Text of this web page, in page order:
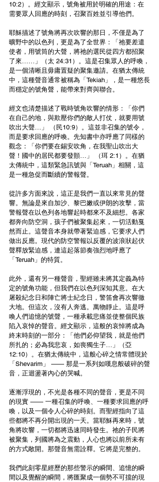
10:2）。經文顯示，號角被用於明確的用途：在
需要眾人回應的時刻，召聚百姓並引導他們。
耶穌描述了號角將再次吹響的那日，不僅是為了
曠野中的以色列，更是為了全世界：「祂要差遣
使者，用號筒的大聲，將祂的選民從四方都招聚
了來……」（太 24:31）。這是召集眾人的呼喚，
是一個清晰且毋庸置疑的聚集邀請。在猶太傳統
中，這種聲音通常被稱為「Tekiah」，是一種悠長
而穩定的號角聲，能帶來對齊與聯合。
經文也清楚描述了戰時號角吹響的情形：「你們
在自己的地，與欺壓你們的敵人打仗，就要用號
吹出大聲…」 （民10:9）。這並非召集的號令，
而是要求回應的呼喚。先知書中亦呼應了同樣的
觀念：「你們要在錫安吹角，在我聖山吹出大
聲！國中的居民都要發顫…」 （珥 2:1）。在猶
太傳統中，這類緊急訊號與「Teruah」相關，這
是一種急促而斷續的警報聲。
從許多方面來說，這正是我們一直以來常見的聲
響。無論是來自加沙、黎巴嫩或伊朗的攻擊，當
警報聲在以色列各地響起時都來不及細想。各家
都奔向防空洞，孩子們被聚集起來，一切活動戛
然而止。這聲音本身就帶著緊迫感，它要求人們
做出反應。現代的防空警報以反覆的波浪狀起伏
聲釋放緊迫感，連這起落節奏強烈地呼應了
「Teruah」的特質。
此外，還有另一種聲音，聖經雖未將其定義為特
定的號角功能，但我們在以色列深知其意。在大
屠殺紀念日和陣亡將士紀念日，警笛會再次響徹
大地。但這次，沒有人奔逃。萬物靜止。這是呼
喚人們追憶的號聲，一種承載悲痛並使整個民族
陷入哀悼的聲音。經文顯示，這般的哀悼將成為
終末時刻的一部分：「他們必仰望我，就是他們
所扎的；必為我悲哀，如喪獨生子…」（亞
12:10）。在猶太傳統中，這般心碎之情常體現於
「Shevarim」 —— 那是一系列如嘆息般破碎的聲
音，正迴盪著內心的哭喊。
逐漸浮現的，不光是各種不同的聲音，更是不同
的現實 —— 一種召集的呼喚、一種要求回應的呼
喚，以及一個令人心碎的時刻。而聖經指向了這
些都將不再分開出現的一天。當耶穌再來時，號
角將吹響，一切都將迅速同時發生。祂的子民將
被聚集，列國將為之震動，人心也將以前所未有
的方式敞開。那聲音無需詮釋。它將是完整的。
我們此刻零星經歷的那些警示的瞬間、追憶的瞬
間以及覺醒的瞬間，將匯聚成一個勢不可擋的現